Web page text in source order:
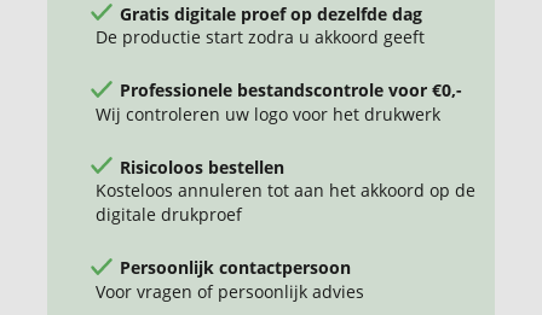
Gratis digitale proef op dezelfde dag
De productie start zodra u akkoord geeft
Professionele bestandscontrole voor €0,-
Wij controleren uw logo voor het drukwerk
Risicoloos bestellen
Kosteloos annuleren tot aan het akkoord op de
digitale drukproef
Persoonlijk contactpersoon
Voor vragen of persoonlijk advies